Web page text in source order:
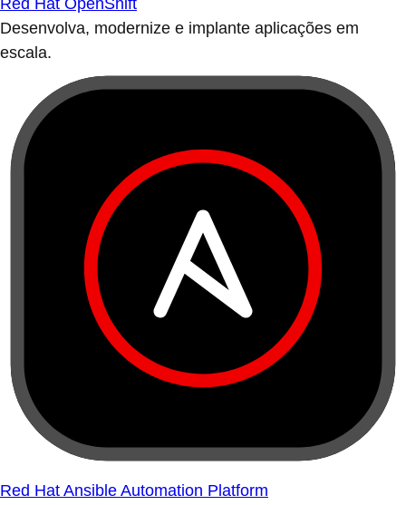
Red Hat OpenShift
Desenvolva, modernize e implante aplicações em
escala.
Red Hat Ansible Automation Platform